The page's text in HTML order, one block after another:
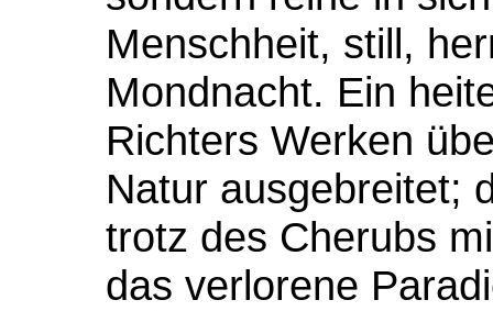
Menschheit, still,
Mondnacht. Ein
Richters Werken
Natur ausgebreitet;
trotz des Cherubs
das verlorene